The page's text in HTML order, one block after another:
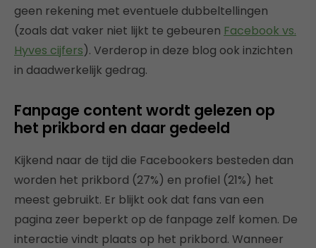
geen rekening met eventuele dubbeltellingen
(zoals dat vaker niet lijkt te gebeuren Facebook vs.
Hyves cijfers). Verderop in deze blog ook inzichten
in daadwerkelijk gedrag.
Fanpage content wordt gelezen op
het prikbord en daar gedeeld
Kijkend naar de tijd die Facebookers besteden dan
worden het prikbord (27%) en profiel (21%) het
meest gebruikt. Er blijkt ook dat fans van een
pagina zeer beperkt op de fanpage zelf komen. De
interactie vindt plaats op het prikbord. Wanneer